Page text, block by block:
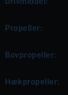
Propeller:
Bovpropeller:
Hækpropeller: